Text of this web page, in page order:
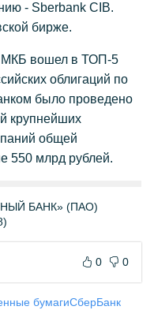
- Sberbank CIB.
бирже.
МКБ вошел в ТОП-5
облигаций по
было проведено
крупнейших
общей
550 млрд рублей.
БАНК» (ПАО)
0 0
бумагиСберБанк